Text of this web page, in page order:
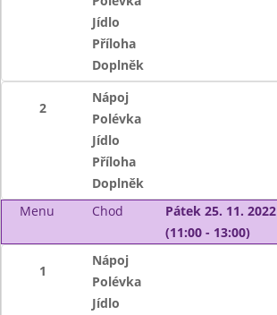
Jídlo
Příloha
Doplněk
2
Nápoj
Polévka
Jídlo
Příloha
Doplněk
Menu
Chod
Pátek 25. 11. 2022
(11:00 - 13:00)
1
Nápoj
Polévka
Jídlo